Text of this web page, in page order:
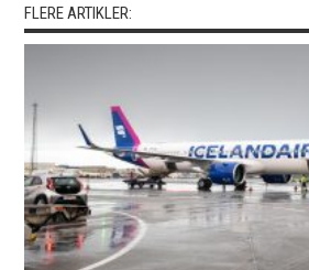
FLERE ARTIKLER: